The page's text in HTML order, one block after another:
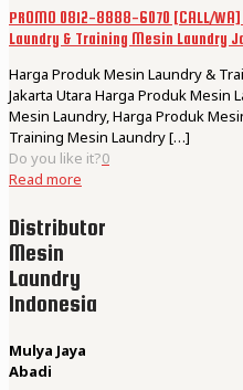
PROMO 0812-8888-6070 [CALL/
Laundry & Training Mesin Laundry
Harga Produk Mesin Laundry &
Jakarta Utara Harga Produk Mesin
Mesin Laundry, Harga Produk
Training Mesin Laundry[…]
Do you like it?0
Read more
Distributor
Mesin
Laundry
Indonesia
Mulya Jaya
Abadi